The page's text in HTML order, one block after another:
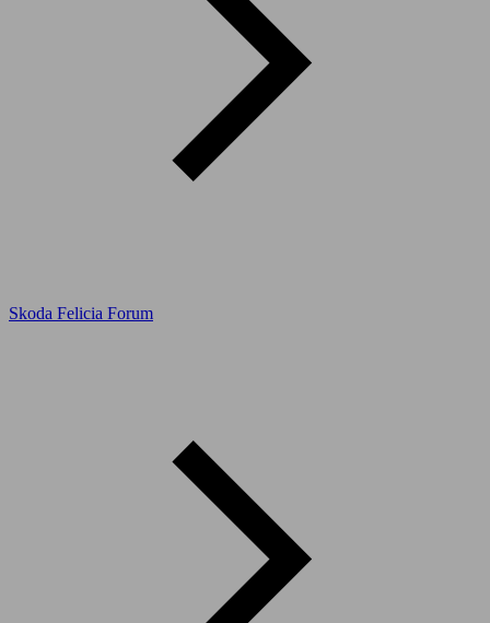
Skoda Felicia Forum